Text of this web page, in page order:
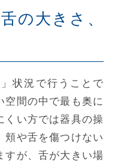
の大きさ、
状況で行うことで
空間の中で最も奥に
くい方では器具の操
頬や舌を傷つけない
すが、舌が大きい場